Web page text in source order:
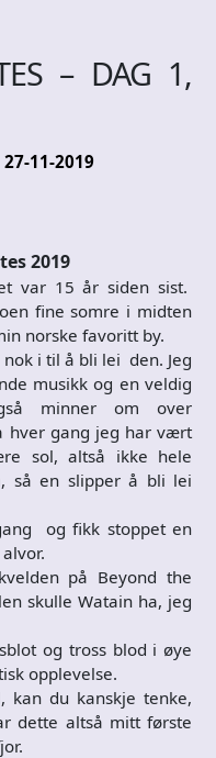
– DAG 1,
27-11-2019
2019
var 15 år siden sist.
fine somre i midten
norske favoritt by.
i til å bli lei den. Jeg
musikk og en veldig
minner om over
hver gang jeg har vært
sol, altså ikke hele
så en slipper å bli lei
og fikk stoppet en
på Beyond the
skulle Watain ha, jeg
og tross blod i øye
opplevelse.
kan du kanskje tenke,
dette altså mitt første